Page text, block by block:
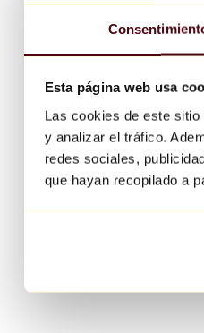
Esta página web usa
Las cookies de este
y analizar el tráfico.
redes sociales,
que hayan recopilado a